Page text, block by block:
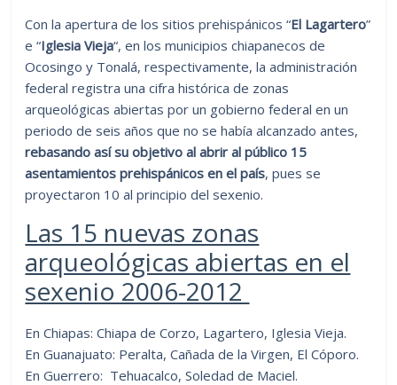
Con la apertura de los sitios prehispánicos “El Lagartero”
e “Iglesia Vieja“, en los municipios chiapanecos de
Ocosingo y Tonalá, respectivamente, la administración
federal registra una cifra histórica de zonas
arqueológicas abiertas por un gobierno federal en un
periodo de seis años que no se había alcanzado antes,
rebasando así su objetivo al abrir al público 15
asentamientos prehispánicos en el país, pues se
proyectaron 10 al principio del sexenio.
Las 15 nuevas zonas
arqueológicas abiertas en el
sexenio 2006-2012
En Chiapas: Chiapa de Corzo, Lagartero, Iglesia Vieja.
En Guanajuato: Peralta, Cañada de la Virgen, El Cóporo.
En Guerrero: Tehuacalco, Soledad de Maciel.